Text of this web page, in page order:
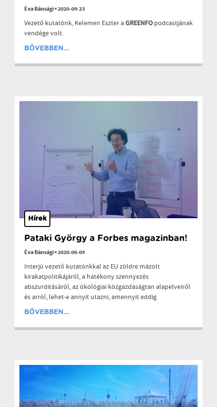
Éva Bánsági•2020-09-23
Vezető kutatónk, Kelemen Eszter aGREENFO podcastjának
vendége volt.
BŐVEBBEN...
Hírek
Pataki György a Forbes magazinban!
Éva Bánsági•2020-06-09
Interjú vezető kutatónkkal az EU zöldre mázolt
kirakatpolitikájáról, a hatékony szennyezés
abszurditásáról, az ökológiai közgazdaságtan alapelveiről
és arról, lehet-e annyit utazni, amennyit eddig.
BŐVEBBEN...